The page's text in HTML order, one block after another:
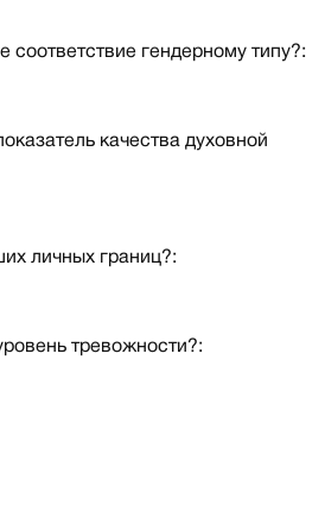
соответствие гендерному типу?:
качества духовной
личных границ?:
тревожности?: